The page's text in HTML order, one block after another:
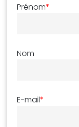
Prénom*
Nom
E-mail*